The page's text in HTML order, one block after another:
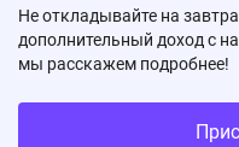
Не откладывайте на
дополнительный доход с
мы расскажем подробнее!